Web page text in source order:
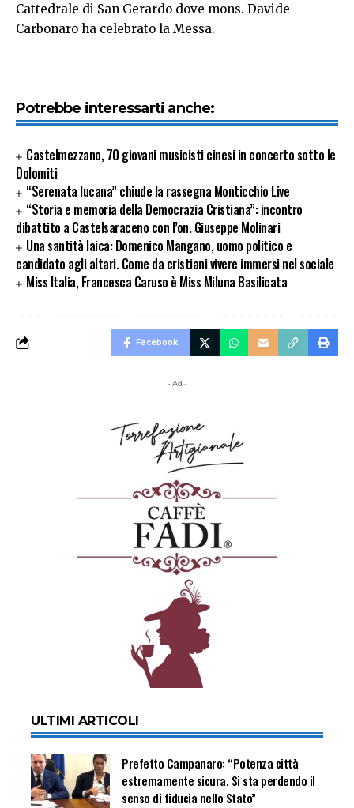
Cattedrale di San Gerardo dove mons. Davide
Carbonaro ha celebrato la Messa.
Potrebbe interessarti anche:
Castelmezzano, 70 giovani musicisti cinesi in concerto sotto le
Dolomiti
“Serenata lucana” chiude la rassegna Monticchio Live
“Storia e memoria della Democrazia Cristiana”: incontro
dibattito a Castelsaraceno con l’on. Giuseppe Molinari
Una santità laica: Domenico Mangano, uomo politico e
candidato agli altari. Come da cristiani vivere immersi nel sociale
Miss Italia, Francesca Caruso è Miss Miluna Basilicata
Facebook
- Ad -
ULTIMI ARTICOLI
Prefetto Campanaro: “Potenza città
estremamente sicura. Si sta perdendo il
senso di fiducia nello Stato”